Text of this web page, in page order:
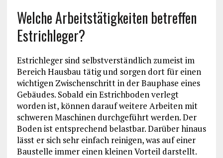
Welche Arbeitstätigkeiten betreffen
Estrichleger?
Estrichleger sind selbstverständlich zumeist im
Bereich Hausbau tätig und sorgen dort für einen
wichtigen Zwischenschritt in der Bauphase eines
Gebäudes. Sobald ein Estrichboden verlegt
worden ist, können darauf weitere Arbeiten mit
schweren Maschinen durchgeführt werden. Der
Boden ist entsprechend belastbar. Darüber hinaus
lässt er sich sehr einfach reinigen, was auf einer
Baustelle immer einen kleinen Vorteil darstellt.